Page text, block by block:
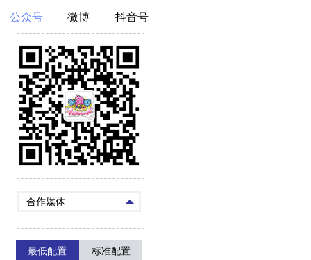
公众号 微博 抖音号
合作媒体
最低配置 标准配置